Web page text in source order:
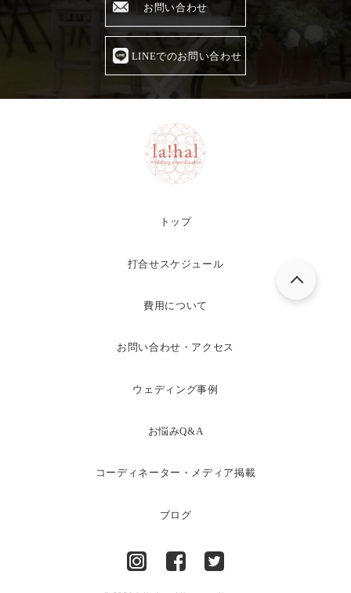
お問い合わせ
LINEでのお問い合わせ
トップ
打合せスケジュール
費用について
お問い合わせ・アクセス
ウェディング事例
お悩みQ&A
コーディネーター・メディア掲載
ブログ